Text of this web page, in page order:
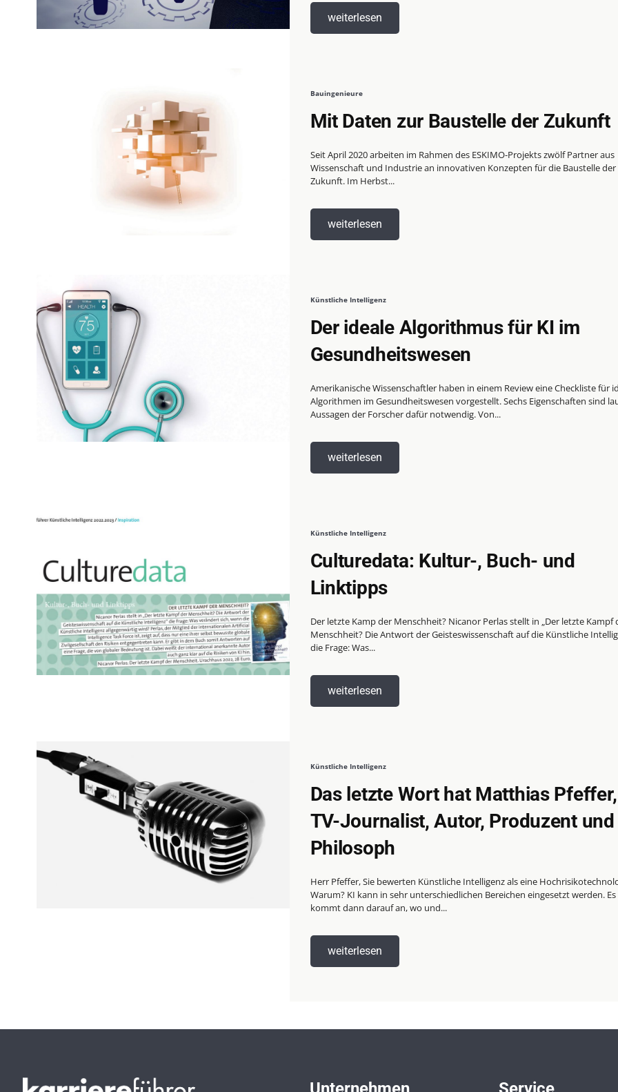
weiterlesen
Bauingenieure
Mit Daten zur Baustelle der Zukunft
Seit April 2020 arbeiten im Rahmen des ESKIMO-Projekts zwölf Partner aus
Wissenschaft und Industrie an innovativen Konzepten für die Baustelle der
Zukunft. Im Herbst...
weiterlesen
Künstliche Intelligenz
Der ideale Algorithmus für KI im
Gesundheitswesen
Amerikanische Wissenschaftler haben in einem Review eine Checkliste für
Algorithmen im Gesundheitswesen vorgestellt. Sechs Eigenschaften sind
Aussagen der Forscher dafür notwendig. Von...
weiterlesen
Künstliche Intelligenz
Culturedata: Kultur-, Buch- und
Linktipps
Der letzte Kamp der Menschheit? Nicanor Perlas stellt in „Der letzte Kampf
Menschheit? Die Antwort der Geisteswissenschaft auf die Künstliche
die Frage: Was...
weiterlesen
Künstliche Intelligenz
Das letzte Wort hat Matthias Pfeffer,
TV-Journalist, Autor, Produzent und
Philosoph
Herr Pfeffer, Sie bewerten Künstliche Intelligenz als eine
Warum? KI kann in sehr unterschiedlichen Bereichen eingesetzt werden. Es
kommt dann darauf an, wo und...
weiterlesen